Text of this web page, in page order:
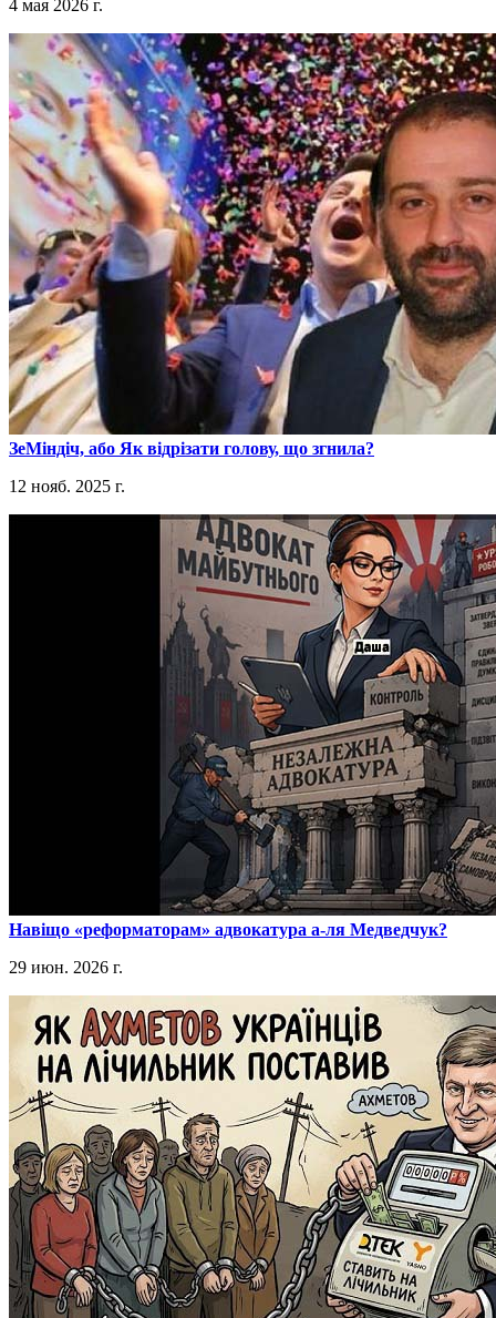
4 мая 2026 г.
​ЗеМіндіч, або Як відрізати голову, що згнила?
12 нояб. 2025 г.
​Навіщо «реформаторам» адвокатура а-ля Медведчук?
29 июн. 2026 г.